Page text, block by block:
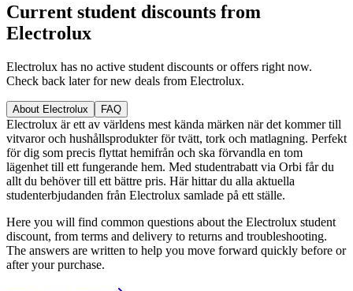
Current student discounts from
Electrolux
Electrolux has no active student discounts or offers right now.
Check back later for new deals from Electrolux.
About Electrolux FAQ
Electrolux är ett av världens mest kända märken när det kommer till
vitvaror och hushållsprodukter för tvätt, tork och matlagning. Perfekt
för dig som precis flyttat hemifrån och ska förvandla en tom
lägenhet till ett fungerande hem. Med studentrabatt via Orbi får du
allt du behöver till ett bättre pris. Här hittar du alla aktuella
studenterbjudanden från Electrolux samlade på ett ställe.
Here you will find common questions about the Electrolux student
discount, from terms and delivery to returns and troubleshooting.
The answers are written to help you move forward quickly before or
after your purchase.